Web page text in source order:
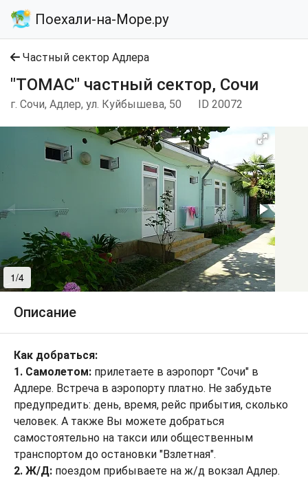
Поехали-на-Море.ру
Частный сектор Адлера
"ТОМАС" частный сектор, Сочи
г. Сочи, Адлер, ул. Куйбышева, 50 ID 20072
1/4
Описание
Как добраться:
1. Самолетом: прилетаете в аэропорт "Сочи" в
Адлере. Встреча в аэропорту платно. Не забудьте
предупредить: день, время, рейс прибытия, сколько
человек. А также Вы можете добраться
самостоятельно на такси или общественным
транспортом до остановки "Взлетная".
2. Ж/Д: поездом прибываете на ж/д вокзал Адлер.